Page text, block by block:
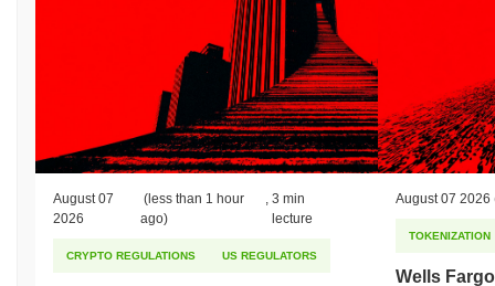
August 07
2026
(less than 1 hour
ago)
3 min
lecture
CRYPTO REGULATIONS US REGULATORS
August 07 2026
TOKENIZATION
Wells